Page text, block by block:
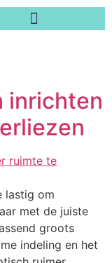
inrichten
lastig om
met de juiste
groots
indeling en het